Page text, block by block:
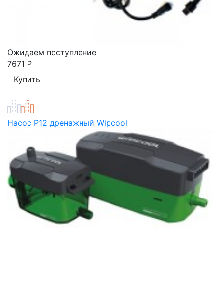
Ожидаем поступление
7671 Р
Насос P12 дренажный Wipcool